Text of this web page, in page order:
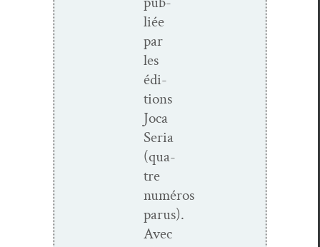
liée
par
les
édi­
tions
Joca
Seria
(qua­
tre
numéros
parus).
Avec